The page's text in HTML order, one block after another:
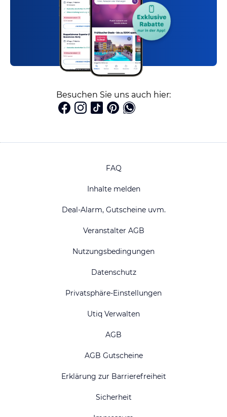
Besuchen Sie uns auch hier:
FAQ
Inhalte melden
Deal-Alarm, Gutscheine uvm.
Veranstalter AGB
Nutzungsbedingungen
Datenschutz
Privatsphäre-Einstellungen
Utiq Verwalten
AGB
AGB Gutscheine
Erklärung zur Barrierefreiheit
Sicherheit